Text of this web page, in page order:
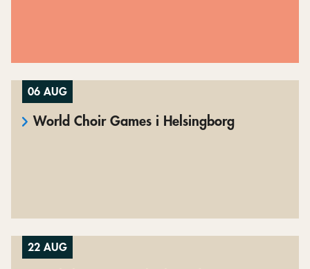
06 AUG
World Choir Games i Helsingborg
22 AUG